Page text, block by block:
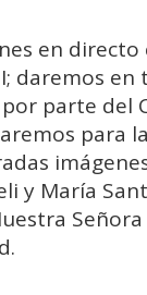
en
I; daremos
parte del
para
y María